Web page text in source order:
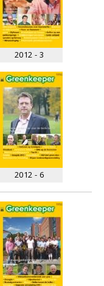
2012 - 3
2012 - 6